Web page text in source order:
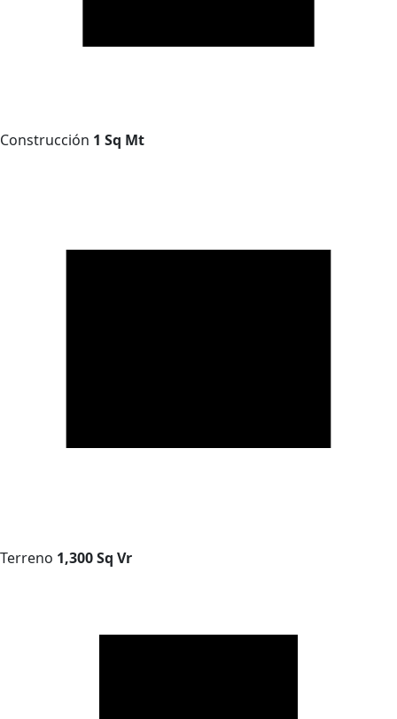
Construcción 1 Sq Mt
Terreno 1,300 Sq Vr